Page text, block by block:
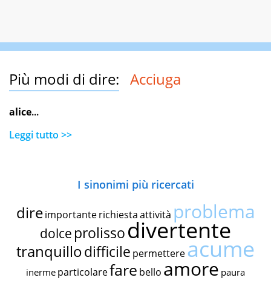
Più modi di dire: Acciuga
alice...
Leggi tutto >>
I sinonimi più ricercati
dire importante richiestaattività problema
dolce prolissodivertente
tranquillodifficile permettereacume
inerme particolarefare bello amore paura